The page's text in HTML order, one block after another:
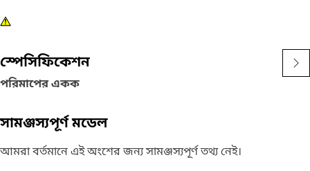
Attributes:
• Deep length
• 3/8 inch square drive
• Black oxide finish
স্পেসিফিকেশন
পরিমাপের একক
সামঞ্জস্যপূর্ণ মডেল
আমরা বর্তমানে এই অংশের জন্য সামঞ্জস্যপূর্ণ তথ্য নেই।